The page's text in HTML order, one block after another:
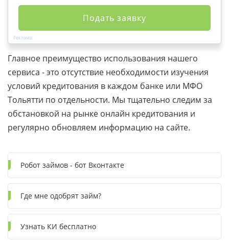
Подать заявку
Главное преимущество использования нашего
сервиса - это отсутствие необходимости изучения
условий кредитования в каждом банке или МФО
Тольятти по отдельности. Мы тщательно следим за
обстановкой на рынке онлайн кредитования и
регулярно обновляем информацию на сайте.
Робот займов - бот Вконтакте
Где мне одобрят займ?
Узнать КИ бесплатно